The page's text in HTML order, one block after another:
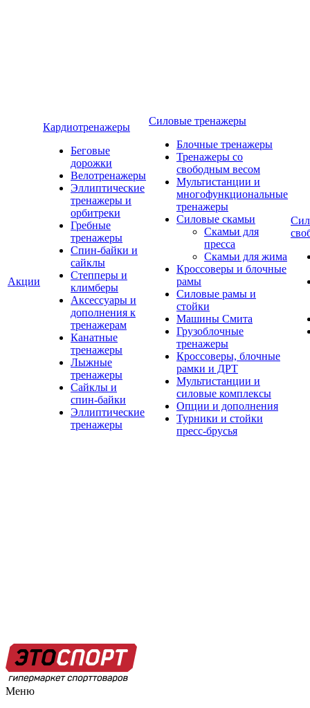
Акции
Кардиотренажеры
Беговые
дорожки
Велотренажеры
Эллиптические
тренажеры и
орбитреки
Гребные
тренажеры
Спин-байки и
сайклы
Степперы и
климберы
Аксессуары и
дополнения к
тренажерам
Канатные
тренажеры
Лыжные
тренажеры
Сайклы и
спин-байки
Эллиптические
тренажеры
Силовые тренажеры
Блочные тренажеры
Тренажеры со
свободным весом
Мультистанции и
многофункциональные
тренажеры
Силовые скамьи
Скамьи для
пресса
Скамьи для жима
Кроссоверы и блочные
рамы
Силовые рамы и
стойки
Машины Смита
Грузоблочные
тренажеры
Кроссоверы, блочные
рамки и ДРТ
Мультистанции и
силовые комплексы
Опции и дополнения
Турники и стойки
пресс-брусья
Меню